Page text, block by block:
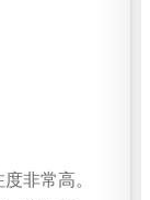
非常高。